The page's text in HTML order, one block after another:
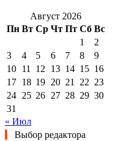
Август 2026
Пн Вт Ср Чт Пт Сб Вс
1
2
3
4 5 6 7 8
9
10 11 12 13 14 15 16
17 18 19 20 21 22 23
24 25 26 27 28 29 30
31
« Июл
Выбор редактора